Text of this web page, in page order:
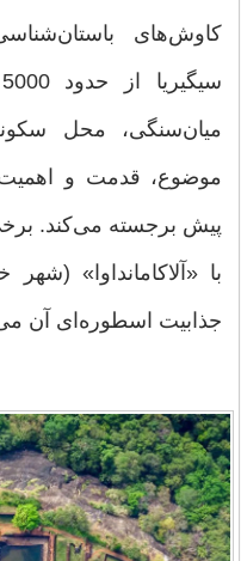
کاوش‌های
میان‌سنگی، محل
موضوع، قدمت و اهمیت
پیش برجسته می‌کند.
با «آلاکامانداوا»
جذابیت اسطوره‌ای آن